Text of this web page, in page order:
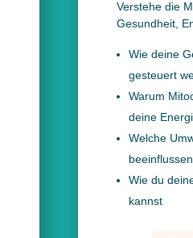
Verstehe die
Gesundheit,
Wie deine
gesteuert
Warum
deine
Welche
beeinflussen
Wie du
kannst